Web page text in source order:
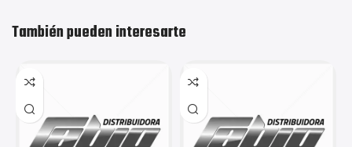
También pueden interesarte